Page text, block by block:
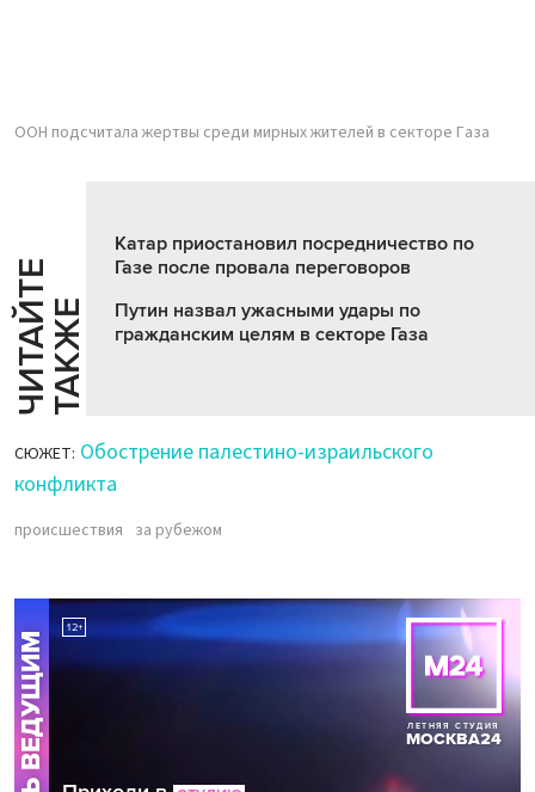
ООН подсчитала жертвы среди мирных жителей в секторе Газа
Ч
И
Т
АЙ
Т
Е
Т
А
К
ЖЕ
Катар приостановил посредничество по
Газе после провала переговоров
Путин назвал ужасными удары по
гражданским целям в секторе Газа
СЮЖЕТ: Обострение палестино-израильского
конфликта
происшествия за рубежом